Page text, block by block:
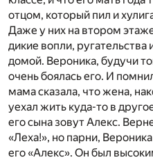
отцом, который пил и
Даже у них на втором
дикие вопли, ругательства
домой. Вероника, будучи
очень боялась его. И
мама сказала, что жена,
уехал жить куда-то в
его сына зовут Алекс.
«Леха!», но парни,
его «Алекс». Он был